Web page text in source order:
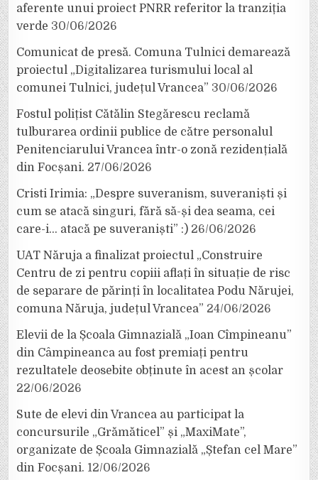
aferente unui proiect PNRR referitor la tranziția
verde 30/06/2026
Comunicat de presă. Comuna Tulnici demarează
proiectul „Digitalizarea turismului local al
comunei Tulnici, județul Vrancea” 30/06/2026
Fostul polițist Cătălin Stegărescu reclamă
tulburarea ordinii publice de către personalul
Penitenciarului Vrancea într-o zonă rezidențială
din Focșani. 27/06/2026
Cristi Irimia: „Despre suveranism, suveraniști și
cum se atacă singuri, fără să-și dea seama, cei
care-i… atacă pe suveraniști” :) 26/06/2026
UAT Năruja a finalizat proiectul „Construire
Centru de zi pentru copiii aflați în situație de risc
de separare de părinți în localitatea Podu Nărujei,
comuna Năruja, județul Vrancea” 24/06/2026
Elevii de la Școala Gimnazială „Ioan Cîmpineanu”
din Câmpineanca au fost premiați pentru
rezultatele deosebite obținute în acest an școlar
22/06/2026
Sute de elevi din Vrancea au participat la
concursurile „Grămăticel” și „MaxiMate”,
organizate de Școala Gimnazială „Ștefan cel Mare”
din Focșani. 12/06/2026